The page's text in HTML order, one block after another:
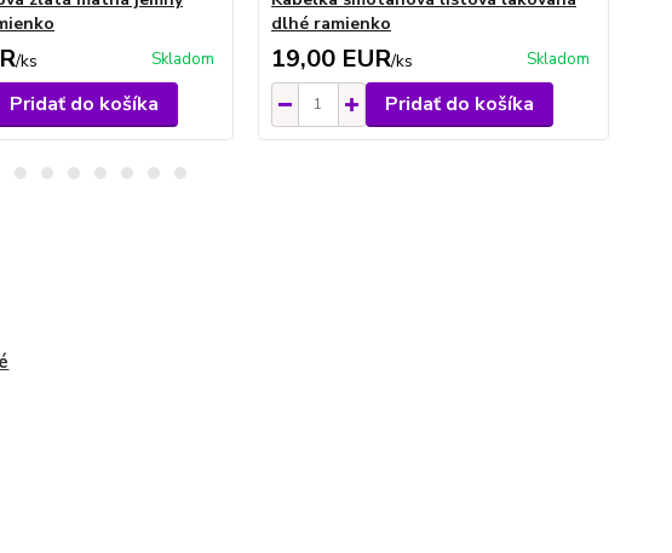
/ks Skladom
Pridať do košíka
dlhé ramienko
19,00 EUR/ks Skladom
Pridať do košíka